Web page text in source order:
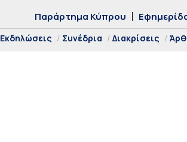
Παράρτημα Κύπρου
Εκδηλώσεις Συνέδρια Διακρίσεις